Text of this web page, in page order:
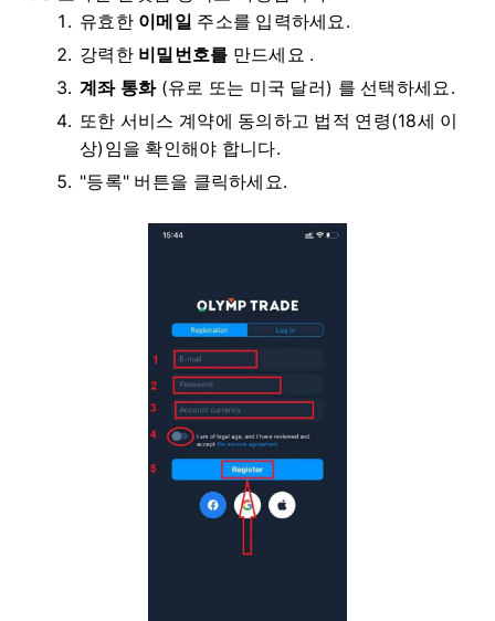
유효한 이메일 주소를 입력하세요.
강력한 비밀번호를 만드세요 .
계좌 통화(유로 또는 미국 달러) 를 선택하세요.
또한 서비스 계약에 동의하고 법적 연령(18세 이
상)임을 확인해야 합니다.
"등록" 버튼을 클릭하세요.